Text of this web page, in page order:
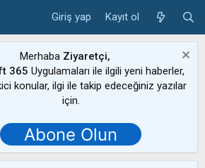
Giriş yap Kayıt ol
Merhaba Ziyaretçi,
365 Uygulamaları ile ilgili yeni haberler,
konular, ilgi ile takip edeceğiniz yazılar
için.
Abone Olun